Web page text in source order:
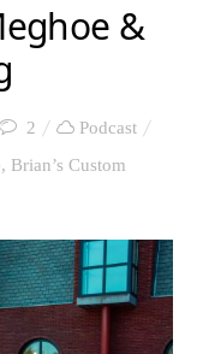
&
2
Podcast
, Brian’s Custom